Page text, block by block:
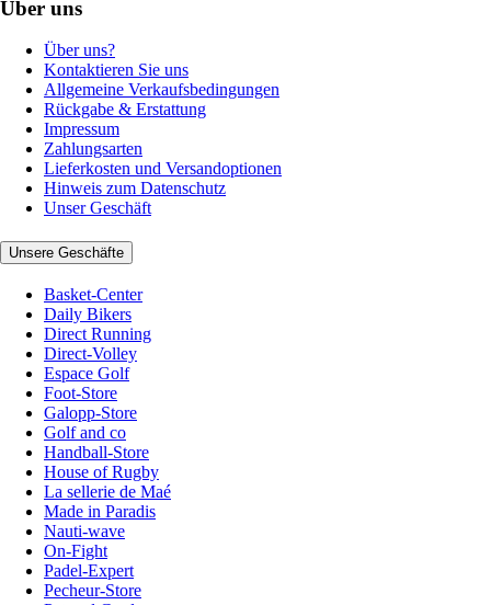
Über uns
Über uns?
Kontaktieren Sie uns
Allgemeine Verkaufsbedingungen
Rückgabe & Erstattung
Impressum
Zahlungsarten
Lieferkosten und Versandoptionen
Hinweis zum Datenschutz
Unser Geschäft
Unsere Geschäfte
Basket-Center
Daily Bikers
Direct Running
Direct-Volley
Espace Golf
Foot-Store
Galopp-Store
Golf and co
Handball-Store
House of Rugby
La sellerie de Maé
Made in Paradis
Nauti-wave
On-Fight
Padel-Expert
Pecheur-Store